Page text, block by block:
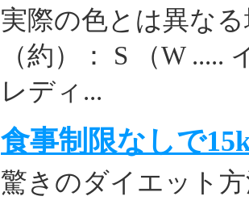
実際の色とは異な
（約）： S （W
レディ...
食事制限なしで
驚きのダイエット